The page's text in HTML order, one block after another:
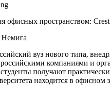
офисных пространством:
Немига
вуз нового типа,
компаниями и
получают
находится в